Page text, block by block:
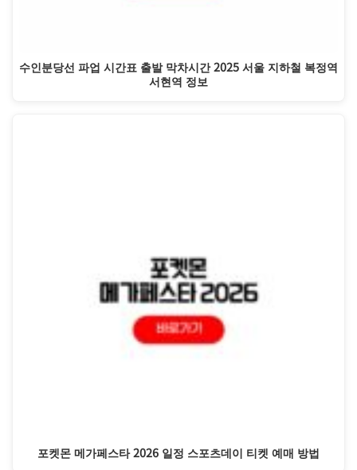
수인분당선 파업 시간표 출발 막차시간 2025 서울 지하철 복정역
서현역 정보
포켓몬 메가페스타 2026 일정 스포츠데이 티켓 예매 방법